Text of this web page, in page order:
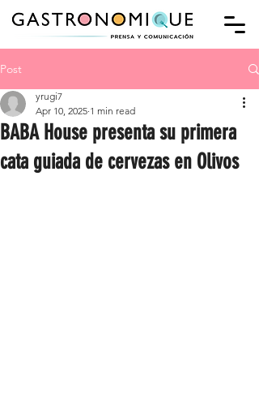
Post
BABA House presenta su primera
cata guiada de cervezas en Olivos
yrugi7
Apr 10, 2025 1 min read